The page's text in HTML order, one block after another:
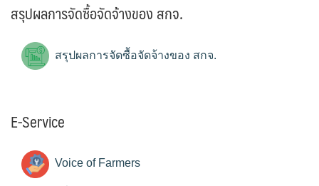
สรุปผลการจัดซื้อจัดจ้างของ สกจ.
สรุปผลการจัดซื้อจัดจ้างของ สกจ.
E-Service
Voice of Farmers